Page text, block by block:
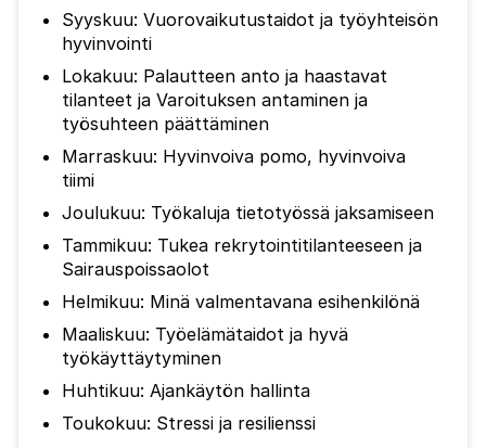
Syyskuu: Vuorovaikutustaidot ja työyhteisön
hyvinvointi
Lokakuu: Palautteen anto ja haastavat
tilanteet ja Varoituksen antaminen ja
työsuhteen päättäminen
Marraskuu: Hyvinvoiva pomo, hyvinvoiva
tiimi
Joulukuu: Työkaluja tietotyössä jaksamiseen
Tammikuu: Tukea rekrytointitilanteeseen ja
Sairauspoissaolot
Helmikuu: Minä valmentavana esihenkilönä
Maaliskuu: Työelämätaidot ja hyvä
työkäyttäytyminen
Huhtikuu: Ajankäytön hallinta
Toukokuu: Stressi ja resilienssi